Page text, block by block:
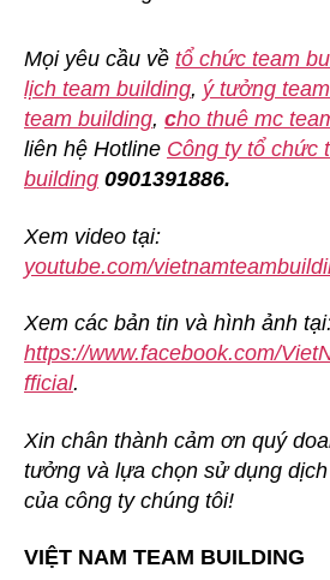
Mọi yêu cầu về tổ chức team
lịch team building, ý tưởng
team building, cho thuê mc
liên hệ Hotline Công ty tổ chức
building 0901391886.
Xem video tại:
youtube.com/
Xem các bản tin và hình ảnh
https://www.facebook.com/
fficial.
Xin chân thành cảm ơn quý
tưởng và lựa chọn sử dụng
của công ty chúng tôi!
VIỆT NAM TEAM BUILDING